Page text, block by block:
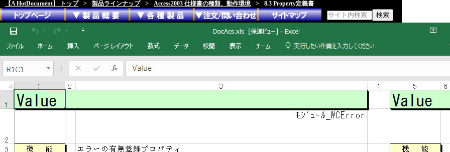
【A HotDocument】 トップ > 製品ラインナップ > Access2003 仕様書の種類、動作環境 > 8.3 Property定義書